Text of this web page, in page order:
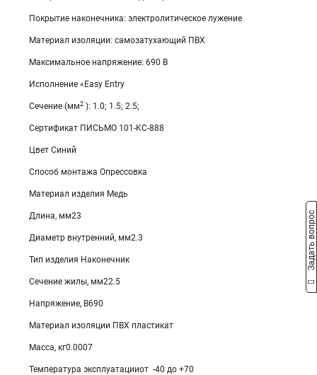
Покрытие наконечника: электролитическое лужение
Материал изоляции: самозатухающий ПВХ
Максимальное напряжение: 690 В
Исполнение «Easy Entry
Сечение (мм2 ): 1.0; 1.5; 2.5;
Сертификат ПИСЬМО 101-KC-888
Цвет Синий
Способ монтажа Опрессовка
Материал изделия Медь
Длина, мм23
Диаметр внутренний, мм2.3
Тип изделия Наконечник
Сечение жилы, мм22.5
Напряжение, В690
Материал изоляции ПВХ пластикат
Масса, кг0.0007
Температура эксплуатацииот -40 до +70
Задать вопрос